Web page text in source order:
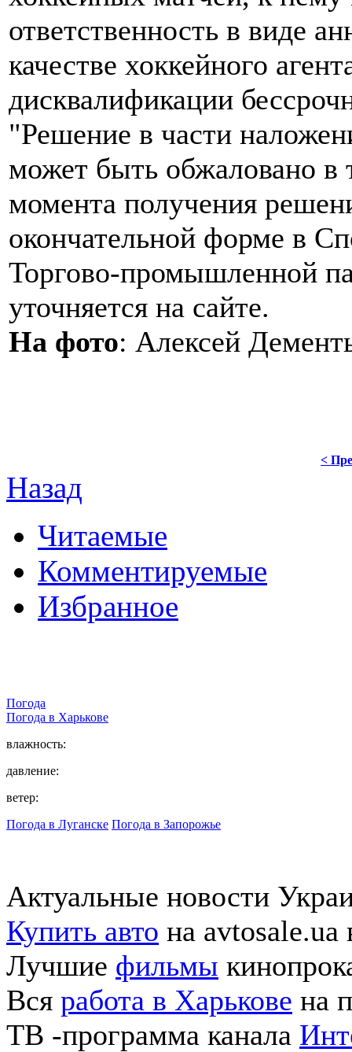
ответственность в виде
качестве хоккейного
дисквалификации
"Решение в части
может быть обжаловано в
момента получения
окончательной форме в
Торгово-промышленной
уточняется на сайте.
На фото: Алексей
<
Назад
Читаемые
Комментируемые
Избранное
Погода
Погода в Харькове
влажность:
давление:
ветер:
Погода в Луганске Погода в Запорожье
Актуальные новости
Купить авто на avtosale.ua
Лучшие фильмы
Вся работа в Харькове на
ТВ -программа канала